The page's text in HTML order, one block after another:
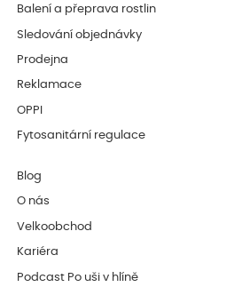
Balení a přeprava rostlin
Sledování objednávky
Prodejna
Reklamace
OPPI
Fytosanitární regulace
Blog
O nás
Velkoobchod
Kariéra
Podcast Po uši v hlíně